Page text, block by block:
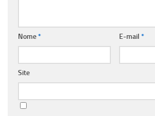
Nome* E-mail *
Site